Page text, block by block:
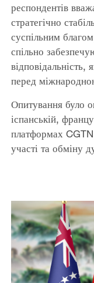
респондентів
стратегічно
суспільним
спільно
відповідальність,
перед
Опитування було
іспанській,
платформах
участі та обміну